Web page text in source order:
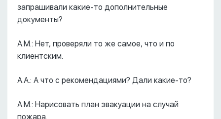
запрашивали какие-то дополнительные
документы?
А.М.: Нет, проверяли то же самое, что и по
клиентским.
А.А.: А что с рекомендациями? Дали какие-то?
А.М.: Нарисовать план эвакуации на случай
пожара.